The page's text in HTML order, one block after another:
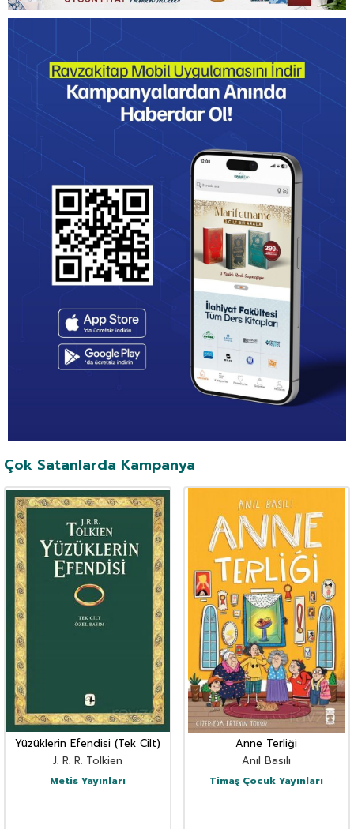
Çok Satanlarda Kampanya
Yüzüklerin Efendisi (Tek Cilt)
J. R. R. Tolkien
Metis Yayınları
Anne Terliği
Anıl Basılı
Timaş Çocuk Yayınları